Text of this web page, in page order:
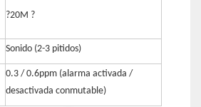
?20M ?
Sonido (2-3 pitidos)
0.3 / 0.6ppm (alarma activada /
desactivada conmutable)